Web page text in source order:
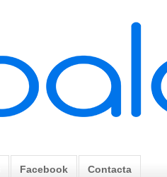
Facebook Contacta